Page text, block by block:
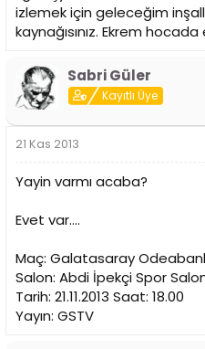
izlemek için geleceğim
kaynağısınız. Ekrem
Sabri Güler
Kayıtlı Üye
21 Kas 2013
Yayin varmı acaba?
Evet var....
Maç: Galatasaray
Salon: Abdi İpekçi Spor
Tarih: 21.11.2013 Saat: 18.00
Yayın: GSTV